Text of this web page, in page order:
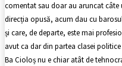
comentat sau doar au aruncat câte
direcția opusă, acum dau cu
și care, de departe, este mai
avut ca dar din partea clasei
Ba Cioloș nu e chiar atât de